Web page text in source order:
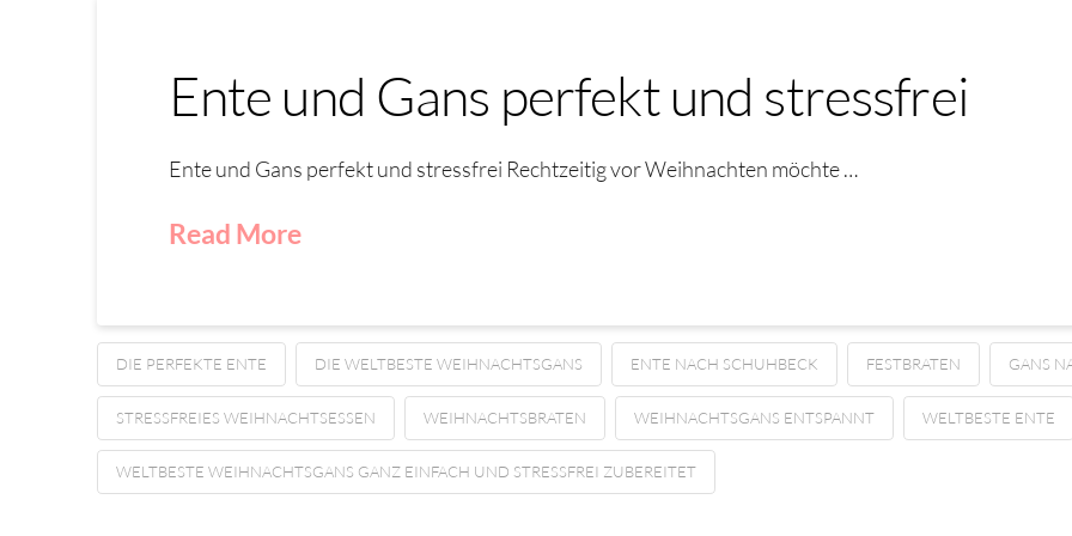
Ente und Gans perfekt und stressfrei
Ente und Gans perfekt und stressfrei Rechtzeitig vor Weihnachten möchte …
Read More
DIE PERFEKTE ENTE DIE WELTBESTE WEIHNACHTSGANS ENTE NACH SCHUHBECK FESTBRATEN GANS
STRESSFREIES WEIHNACHTSESSEN WEIHNACHTSBRATEN WEIHNACHTSGANS ENTSPANNT WELTBESTE ENTE
WELTBESTE WEIHNACHTSGANS GANZ EINFACH UND STRESSFREI ZUBEREITET